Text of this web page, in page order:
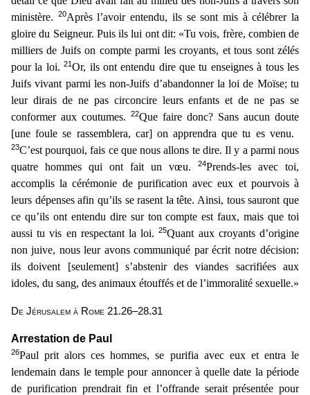
ministère.
20Après l’avoir entendu, ils se sont mis à célébrer la
gloire du Seigneur. Puis ils lui ont dit: «Tu vois, frère, combien de
milliers de Juifs on compte parmi les croyants, et tous sont zélés
pour la loi.21Or, ils ont entendu dire que tu enseignes à tous les
Juifs vivant parmi les non-Juifs d’abandonner la loi de Moïse; tu
leur dirais de ne pas circoncire leurs enfants et de ne pas se
conformer aux coutumes. 22Que faire donc? Sans aucun doute
[une foule se rassemblera, car] on apprendra que tu es venu.
23C’est pourquoi, fais ce que nous allons te dire. Il y a parmi nous
quatre hommes qui ont fait un vœu. 24Prends-les avec toi,
accomplis la cérémonie de purification avec eux et pourvois à
leurs dépenses afin qu’ils se rasent la tête. Ainsi, tous sauront que
ce qu’ils ont entendu dire sur ton compte est faux, mais que toi
aussi tu vis en respectant la loi.25Quant aux croyants d’origine
non juive, nous leur avons communiqué par écrit notre décision:
ils doivent [seulement] s’abstenir des viandes sacrifiées aux
idoles, du sang, des animaux étouffés et de l’immoralité sexuelle.»
De Jérusalem à Rome 21.26–28.31
Arrestation de Paul
26Paul prit alors ces hommes, se purifia avec eux et entra le
lendemain dans le temple pour annoncer à quelle date la période
de purification prendrait fin et l’offrande serait présentée pour